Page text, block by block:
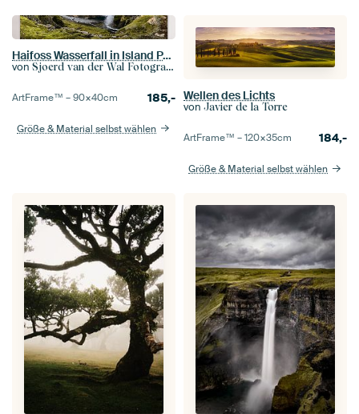
Haifoss Wasserfall in Island Panorama
von Sjoerd van der Wal Fotografie
ArtFrame™ –90×40cm 185,-
Größe & Material selbst wählen
Wellen des Lichts
von Javier de la Torre
ArtFrame™ –120×35cm 184,-
Größe & Material selbst wählen